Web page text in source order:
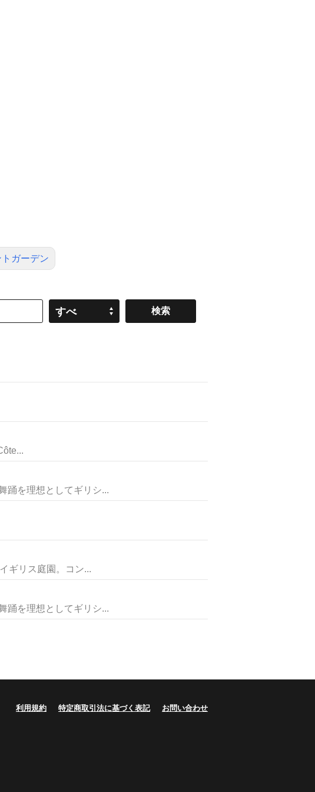
ガーデン
すべ
踊を理想としてギリシ...
ギリス庭園。コン...
踊を理想としてギリシ...
利用規約 特定商取引法に基づく表記 お問い合わせ